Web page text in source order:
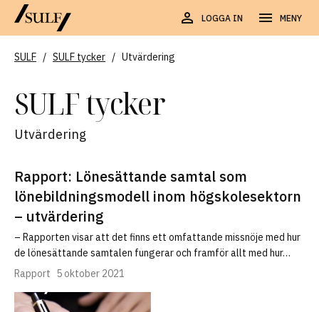
LOGGA IN MENY
SULF / SULF tycker / Utvärdering
SULF tycker
Utvärdering
Rapport: Lönesättande samtal som
lönebildningsmodell inom högskolesektorn
– utvärdering
– Rapporten visar att det finns ett omfattande missnöje med hur
de lönesättande samtalen fungerar och framför allt med hur…
Rapport 5 oktober 2021